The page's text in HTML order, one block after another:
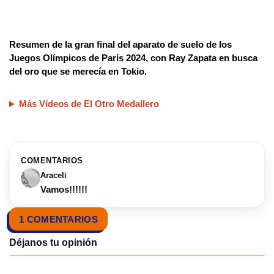
Resumen de la gran final del aparato de suelo de los
Juegos Olímpicos de París 2024, con Ray Zapata en busca
del oro que se merecía en Tokio.
Más Vídeos de El Otro Medallero
COMENTARIOS
Araceli
Vamos!!!!!!
1 COMENTARIOS